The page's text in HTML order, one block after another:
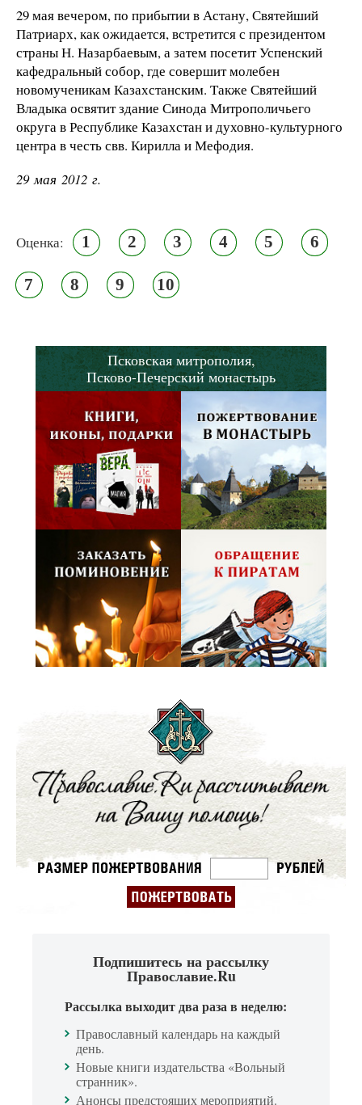
29 мая вечером, по прибытии в Астану, Святейший
Патриарх, как ожидается, встретится с президентом
страны Н. Назарбаевым, а затем посетит Успенский
кафедральный собор, где совершит молебен
новомученикам Казахстанским. Также Святейший
Владыка освятит здание Синода Митрополичьего
округа в Республике Казахстан и духовно-культурного
центра в честь свв. Кирилла и Мефодия.
29 мая 2012 г.
Оценка: 1 2 3 4 5 6
7 8 9 10
Псковская митрополия,
Псково-Печерский монастырь
Подпишитесь на рассылку
Православие.Ru
Рассылка выходит два раза в неделю:
Православный календарь на каждый
день.
Новые книги издательства «Вольный
странник».
Анонсы предстоящих мероприятий.